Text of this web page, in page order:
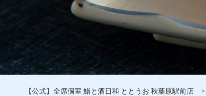
【公式】全席個室 鮨と酒日和 ととうお 秋葉原駅前店 >